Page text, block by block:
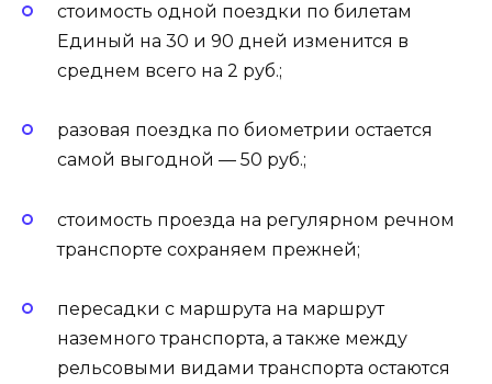
стоимость одной поездки по билетам
Единый на 30 и 90 дней изменится в
среднем всего на 2 руб.;
разовая поездка по биометрии остается
самой выгодной — 50 руб.;
стоимость проезда на регулярном речном
транспорте сохраняем прежней;
пересадки с маршрута на маршрут
наземного транспорта, а также между
рельсовыми видами транспорта остаются